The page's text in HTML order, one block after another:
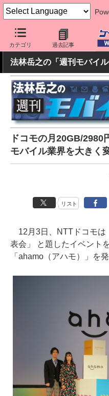
カテゴリ 過去記事
ケータイ Watch キャリア
法林岳之の「週刊モバイル
ドコモの月20GB/
モバイル業界を大きく
リスト
12月3日、NTTドコモは
表会」 と題したイベント
「ahamo（アハモ）」を発